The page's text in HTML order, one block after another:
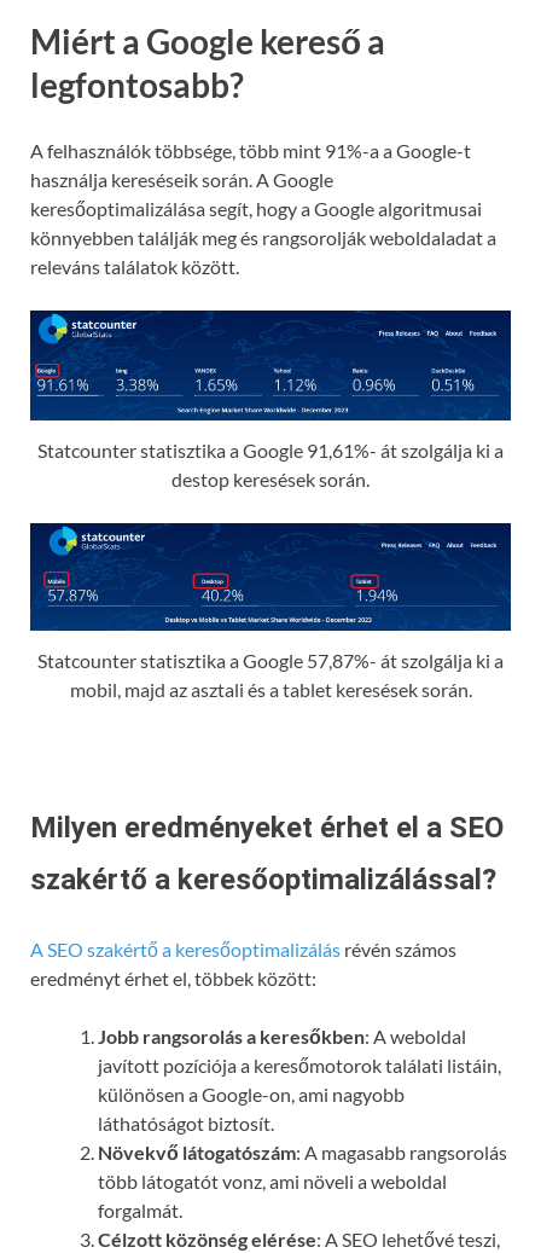
Miért a Google kereső a
legfontosabb?
A felhasználók többsége, több mint 91%-a a Google-t
használja kereséseik során. A Google
keresőoptimalizálása segít, hogy a Google algoritmusai
könnyebben találják meg és rangsorolják weboldaladat a
releváns találatok között.
Statcounter statisztika a Google 91,61%- át szolgálja ki a
destop keresések során.
Statcounter statisztika a Google 57,87%- át szolgálja ki a
mobil, majd az asztali és a tablet keresések során.
Milyen eredményeket érhet el a SEO
szakértő a keresőoptimalizálással?
A SEO szakértő a keresőoptimalizálás révén számos
eredményt érhet el, többek között:
Jobb rangsorolás a keresőkben: A weboldal
javított pozíciója a keresőmotorok találati listáin,
különösen a Google-on, ami nagyobb
láthatóságot biztosít.
Növekvő látogatószám: A magasabb rangsorolás
több látogatót vonz, ami növeli a weboldal
forgalmát.
Célzott közönség elérése: A SEO lehetővé teszi,